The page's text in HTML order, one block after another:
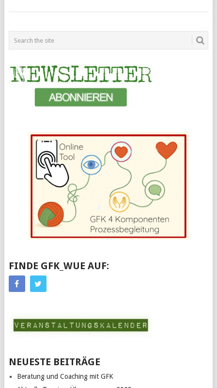
POSTS
NAVIGATION
FINDE GFK_WUE AUF:
NEUESTE BEITRÄGE
Beratung und Coaching mit GFK